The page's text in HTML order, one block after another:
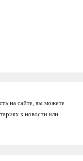
на сайте, вы можете
к новости или